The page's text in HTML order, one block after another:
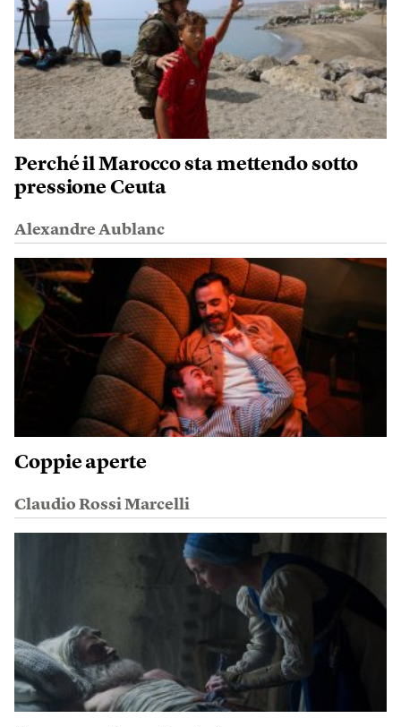
Perché il Marocco sta mettendo sotto
pressione Ceuta
Alexandre Aublanc
Coppie aperte
Claudio Rossi Marcelli